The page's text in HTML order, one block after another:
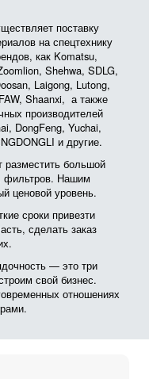
поставку
на спецтехнику
как Komatsu,
Shehwa, SDLG,
Laigong, Lutong,
Shaanxi, а также
производителей
DongFeng, Yuchai,
и другие.
большой
фильтров. Нашим
ценовой уровень.
сроки привезти
сделать заказ
— это три
свой бизнес.
отношениях